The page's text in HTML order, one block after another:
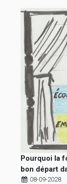
Pourquoi la
bon départ
08-09-2028